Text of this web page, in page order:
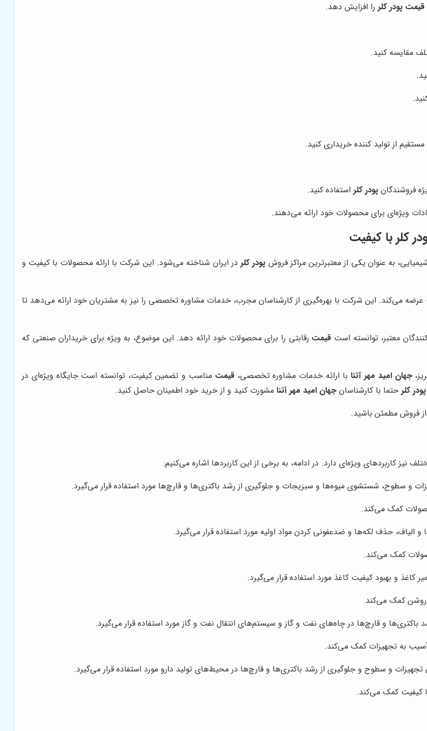
قیمت پودر کلررا افزایش دهد.
مقایسه کنید.
از تولید کننده خریداری کنید.
فروشندگان پودر کلراستفاده کنید.
ویژه‌ای برای محصولات خود ارائه می‌دهند.
کلربا کیفیت
به عنوان یکی از معتبرترین مراکز فروش پودر کلردر ایران شناخته می‌شود. این شرکت با ارائه محصولات با کیفیت و
می‌کند. این شرکت با بهره‌گیری از کارشناسان مجرب، خدمات مشاوره تخصصی را نیز به مشتریان خود ارائه می‌دهد تا
معتبر، توانسته است قیمت رقابتی را برای محصولات خود ارائه دهد. این موضوع، به ویژه برای خریداران صنعتی که
جهان امید مهر آتنا با ارائه خدمات مشاوره تخصصی،قیمت مناسب و تضمین کیفیت، توانسته است جایگاه ویژه‌ای در
پودر کلرحتما با کارشناسان جهان امید مهر آتنامشورت کنید و از خرید خود اطمینان حاصل کنید.
فروش مطمئن باشید.
نیز کاربردهای ویژه‌ای دارد. در ادامه، به برخی از این کاربردها اشاره می‌کنیم:
و سطوح، شستشوی میوه‌ها و سبزیجات و جلوگیری از رشد باکتری‌ها و قارچ‌ها مورد استفاده قرار می‌گیرد.
کمک می‌کند.
حذف لکه‌ها و ضدعفونی کردن مواد اولیه مورد استفاده قرار می‌گیرد.
کمک می‌کند.
و بهبود کیفیت کاغذ مورد استفاده قرار می‌گیرد.
روشن کمک می‌کند.
باکتری‌ها و قارچ‌ها در چاه‌های نفت و گاز و سیستم‌های انتقال نفت و گاز مورد استفاده قرار می‌گیرد.
به تجهیزات کمک می‌کند.
و سطوح و جلوگیری از رشد باکتری‌ها و قارچ‌ها در محیط‌های تولید دارو مورد استفاده قرار می‌گیرد.
کیفیت کمک می‌کند.